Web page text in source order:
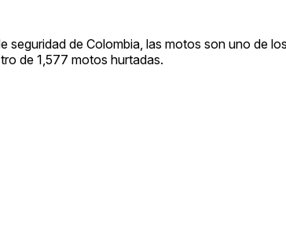
seguridad de Colombia, las motos son uno de
de 1,577 motos hurtadas.